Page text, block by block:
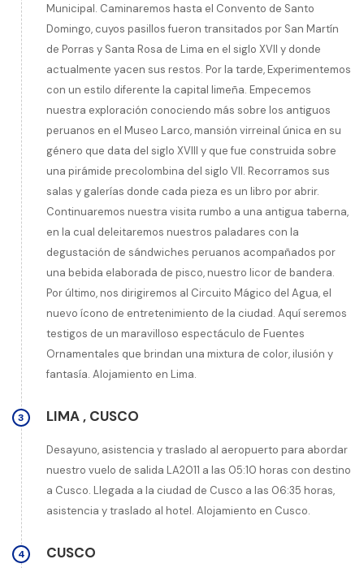
Municipal. Caminaremos hasta el Convento de Santo
Domingo, cuyos pasillos fueron transitados por San Martín
de Porras y Santa Rosa de Lima en el siglo XVII y donde
actualmente yacen sus restos. Por la tarde, Experimentemos
con un estilo diferente la capital limeña. Empecemos
nuestra exploración conociendo más sobre los antiguos
peruanos en el Museo Larco, mansión virreinal única en su
género que data del siglo XVIII y que fue construida sobre
una pirámide precolombina del siglo VII. Recorramos sus
salas y galerías donde cada pieza es un libro por abrir.
Continuaremos nuestra visita rumbo a una antigua taberna,
en la cual deleitaremos nuestros paladares con la
degustación de sándwiches peruanos acompañados por
una bebida elaborada de pisco, nuestro licor de bandera.
Por último, nos dirigiremos al Circuito Mágico del Agua, el
nuevo ícono de entretenimiento de la ciudad. Aquí seremos
testigos de un maravilloso espectáculo de Fuentes
Ornamentales que brindan una mixtura de color, ilusión y
fantasía. Alojamiento en Lima.
3 LIMA , CUSCO
Desayuno, asistencia y traslado al aeropuerto para abordar
nuestro vuelo de salida LA2011 a las 05:10 horas con destino
a Cusco. Llegada a la ciudad de Cusco a las 06:35 horas,
asistencia y traslado al hotel. Alojamiento en Cusco.
4 CUSCO